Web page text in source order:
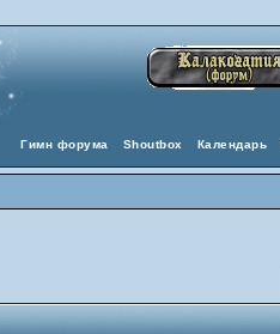
Календарь
Shoutbox
Гимн форума